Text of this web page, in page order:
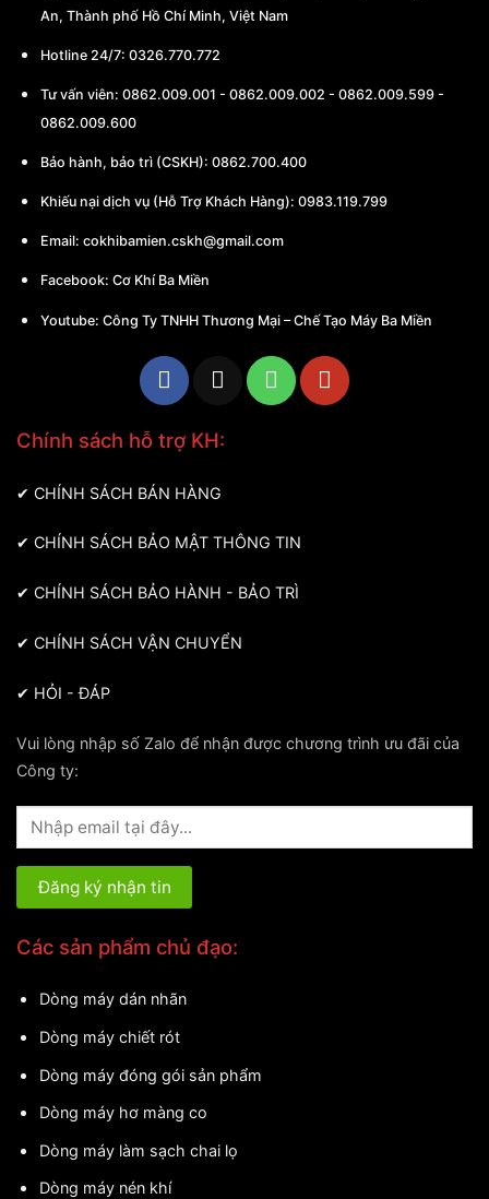
An, Thành phố Hồ Chí Minh, Việt Nam
Hotline 24/7: 0326.770.772
Tư vấn viên: 0862.009.001 - 0862.009.002 - 0862.009.599 -
0862.009.600
Bảo hành, bảo trì (CSKH): 0862.700.400
Khiếu nại dịch vụ (Hỗ Trợ Khách Hàng): 0983.119.799
Email: cokhibamien.cskh@gmail.com
Facebook: Cơ Khí Ba Miền
Youtube: Công Ty TNHH Thương Mại – Chế Tạo Máy Ba Miền
Chính sách hỗ trợ KH:
✔ CHÍNH SÁCH BÁN HÀNG
✔ CHÍNH SÁCH BẢO MẬT THÔNG TIN
✔ CHÍNH SÁCH BẢO HÀNH - BẢO TRÌ
✔ CHÍNH SÁCH VẬN CHUYỂN
✔ HỎI - ĐÁP
Vui lòng nhập số Zalo để nhận được chương trình ưu đãi của
Công ty:
Các sản phẩm chủ đạo:
Dòng máy dán nhãn
Dòng máy chiết rót
Dòng máy đóng gói sản phẩm
Dòng máy hơ màng co
Dòng máy làm sạch chai lọ
Dòng máy nén khí